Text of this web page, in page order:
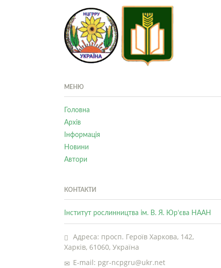
МЕНЮ
Головна
Архів
Інформація
Новини
Автори
КОНТАКТИ
Інститут рослинництва ім. В. Я. Юр’єва НААН
Адреса: просп. Героїв Харкова, 142,
Харків, 61060, Україна
E-mail: pgr-ncpgru@ukr.net